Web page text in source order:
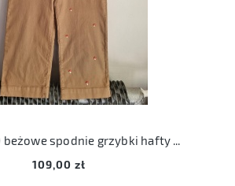
Kappahl L 40 beżowe spodnie grzybki hafty muchomory
109,00 zł